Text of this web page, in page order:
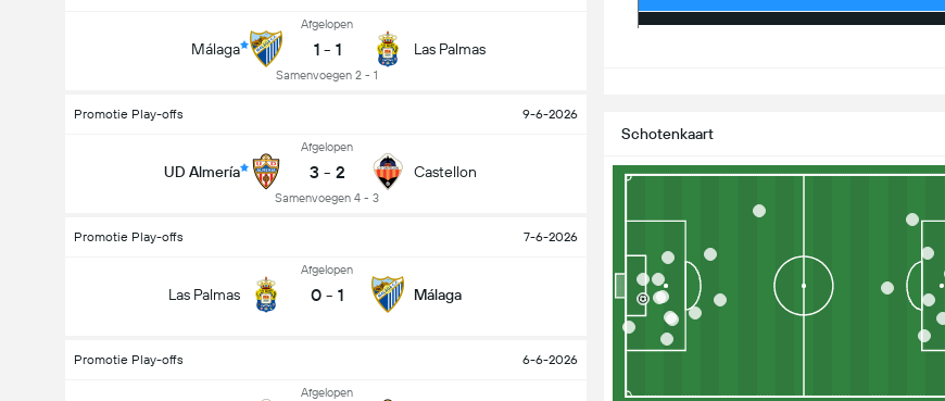
Málaga
Afgelopen
1 - 1
Samenvoegen 2 - 1
Las Palmas
Promotie Play-offs 9-6-2026
UD Almería
Afgelopen
3 - 2
Samenvoegen 4 - 3
Castellon
Promotie Play-offs 7-6-2026
Las Palmas
Afgelopen
0 - 1 Málaga
Promotie Play-offs 6-6-2026
Afgelopen
Schotenkaart